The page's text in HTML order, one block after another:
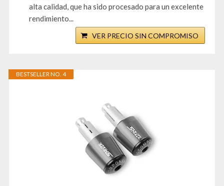
alta calidad, que ha sido procesado para un excelente
rendimiento...
VER PRECIO SIN COMPROMISO
BESTSELLER NO. 4